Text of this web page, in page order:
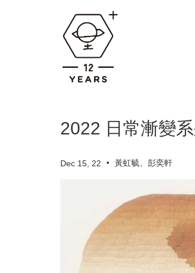
2022 日常漸變
Dec 15, 22 • 黃虹毓、彭奕軒